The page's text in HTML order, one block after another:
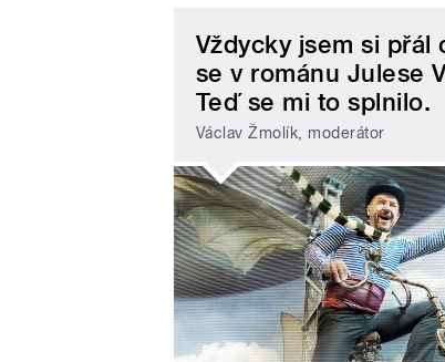
Vždycky jsem si přál
se v románu Julese
Teď se mi to splnilo.
Václav Žmolík, moderátor